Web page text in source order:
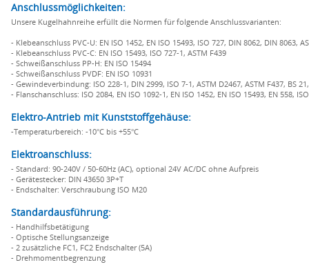
Anschlussmöglichkeiten:
Unsere Kugelhahnreihe erfüllt die Normen für folgende Anschlussvarianten:
- Klebeanschluss PVC-U: EN ISO 1452, EN ISO 15493, ISO 727, DIN 8062, DIN 8063,
- Klebeanschluss PVC-C: EN ISO 15493, ISO 727-1, ASTM F439
- Schweißanschluss PP-H: EN ISO 15494
- Schweißanschluss PVDF: EN ISO 10931
- Gewindeverbindung: ISO 228-1, DIN 2999, ISO 7-1, ASTM D2467, ASTM F437, BS 21,
- Flanschanschluss: ISO 2084, EN ISO 1092-1, EN ISO 1452, EN ISO 15493, EN 558, ISO
Elektro-Antrieb mit Kunststoffgehäuse:
-Temperaturbereich: -10°C bis +55°C
Elektroanschluss:
- Standard: 90-240V / 50-60Hz (AC), optional 24V AC/DC ohne Aufpreis
- Gerätestecker: DIN 43650 3P+T
- Endschalter: Verschraubung ISO M20
Standardausführung:
- Handhilfsbetätigung
- Optische Stellungsanzeige
- 2 zusätzliche FC1, FC2 Endschalter (5A)
- Drehmomentbegrenzung